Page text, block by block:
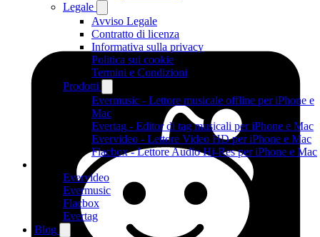
Legale
Avviso Legale
Contratto di licenza
Informativa sulla privacy
Politica sui cookie
Termini e Condizioni
Prodotti
Evermusic - Lettore musicale offline per iPhone e
Mac
Evertag - Editor di tag musicali per iPhone e Mac
Evervideo - Lettore Video HD per iPhone e Mac
Flacbox - Lettore Audio Hi-Res per iPhone e Mac
Evervideo
Evermusic
Flacbox
Evertag
Blog